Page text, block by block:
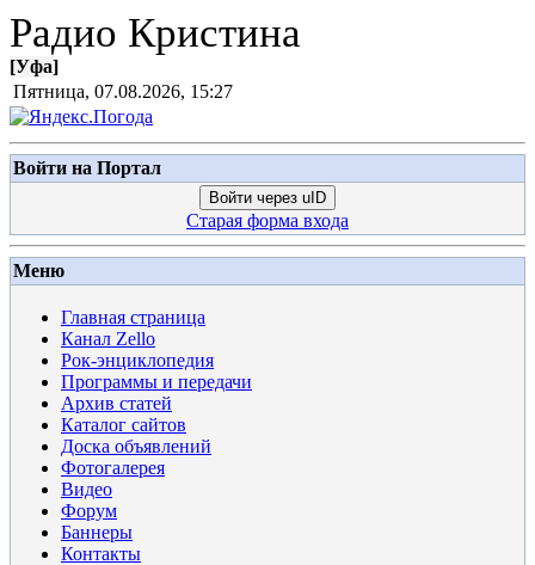
Радио Кристина
[Уфа]
Пятница, 07.08.2026, 15:27
Войти на Портал
Войти через uID
Старая форма входа
Меню
Главная страница
Канал Zello
Рок-энциклопедия
Программы и передачи
Архив статей
Каталог сайтов
Доска объявлений
Фотогалерея
Видео
Форум
Баннеры
Контакты